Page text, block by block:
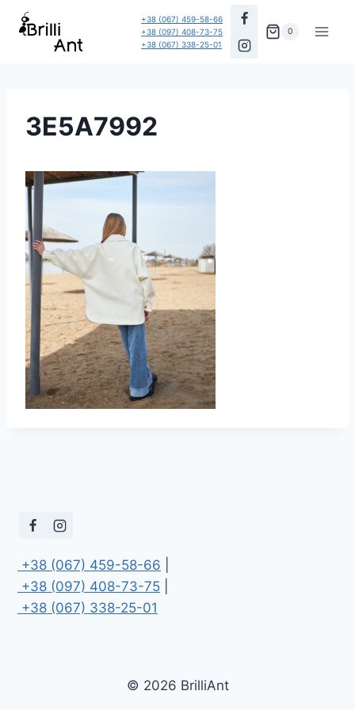
Перейти
+38 (067) 459-58-66
+38 (097) 408-73-75
+38 (067) 338-25-01
0
3E5A7992
+38 (067) 459-58-66
+38 (097) 408-73-75
+38 (067) 338-25-01
© 2026 BrilliAnt